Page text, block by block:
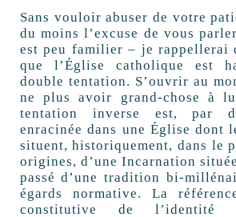
Sans vouloir abuser de votre
du moins l’excuse de vous
est peu familier – je rappellerai
que l’Église catholique est
double tentation. S’ouvrir au
ne plus avoir grand-chose à
tentation inverse est, par
enracinée dans une Église dont
situent, historiquement, dans le
origines, d’une Incarnation
passé d’une tradition bi-
égards normative. La
constitutive de l’identité